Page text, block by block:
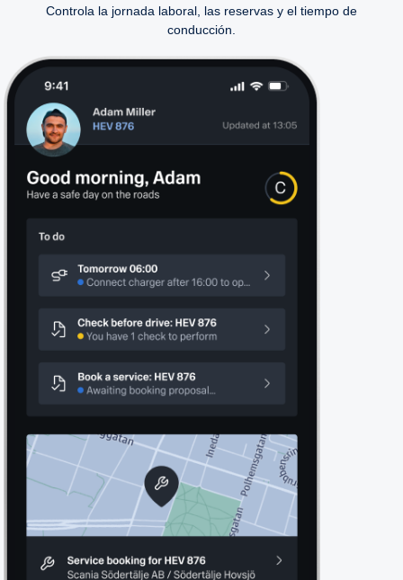
Controla la jornada laboral, las reservas y el tiempo de
conducción.